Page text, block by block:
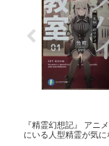
『精霊幻想記』 アニ
にいる人型精霊が気に